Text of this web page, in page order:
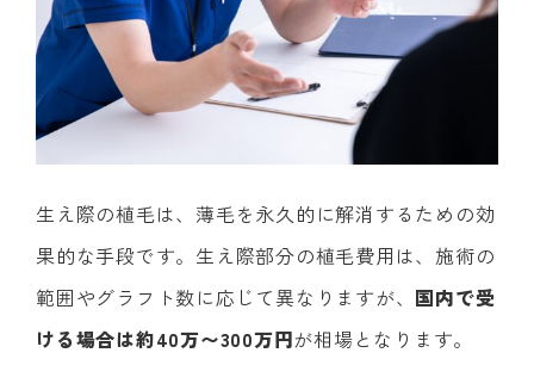
生え際の植毛は、薄毛を永久的に解消するための効
果的な手段です。生え際部分の植毛費用は、施術の
範囲やグラフト数に応じて異なりますが、 国内で受
ける場合は約40万〜300万円が相場となります。